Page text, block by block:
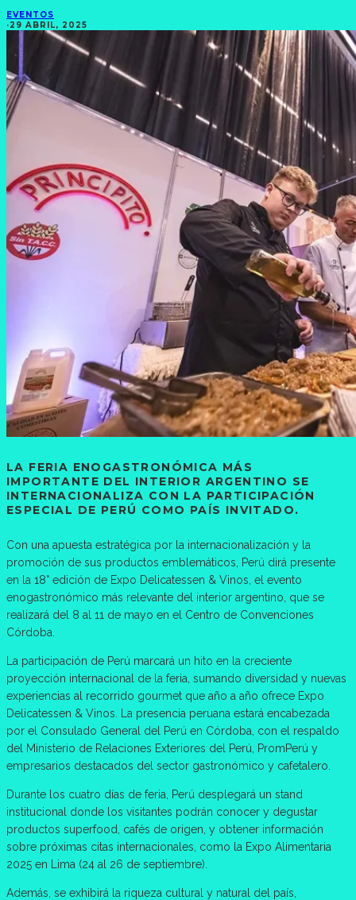
EVENTOS
·29 ABRIL, 2025
LA FERIA ENOGASTRONÓMICA MÁS
IMPORTANTE DEL INTERIOR ARGENTINO SE
INTERNACIONALIZA CON LA PARTICIPACIÓN
ESPECIAL DE PERÚ COMO PAÍS INVITADO.
Con una apuesta estratégica por la internacionalización y la
promoción de sus productos emblemáticos, Perú dirá presente
en la 18° edición de Expo Delicatessen & Vinos, el evento
enogastronómico más relevante del interior argentino, que se
realizará del 8 al 11 de mayo en el Centro de Convenciones
Córdoba.
La participación de Perú marcará un hito en la creciente
proyección internacional de la feria, sumando diversidad y nuevas
experiencias al recorrido gourmet que año a año ofrece Expo
Delicatessen & Vinos. La presencia peruana estará encabezada
por el Consulado General del Perú en Córdoba, con el respaldo
del Ministerio de Relaciones Exteriores del Perú, PromPerú y
empresarios destacados del sector gastronómico y cafetalero.
Durante los cuatro días de feria, Perú desplegará un stand
institucional donde los visitantes podrán conocer y degustar
productos superfood, cafés de origen, y obtener información
sobre próximas citas internacionales, como la Expo Alimentaria
2025 en Lima (24 al 26 de septiembre).
Además, se exhibirá la riqueza cultural y natural del país,